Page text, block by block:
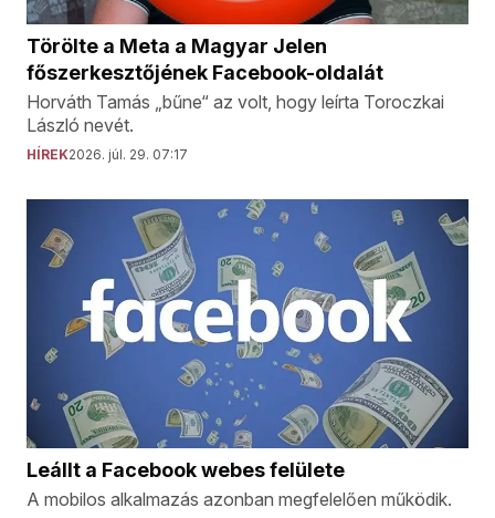
Törölte a Meta a Magyar Jelen
főszerkesztőjének Facebook-oldalát
Horváth Tamás „bűne“ az volt, hogy leírta Toroczkai
László nevét.
HÍREK2026. júl. 29. 07:17
Leállt a Facebook webes felülete
A mobilos alkalmazás azonban megfelelően működik.